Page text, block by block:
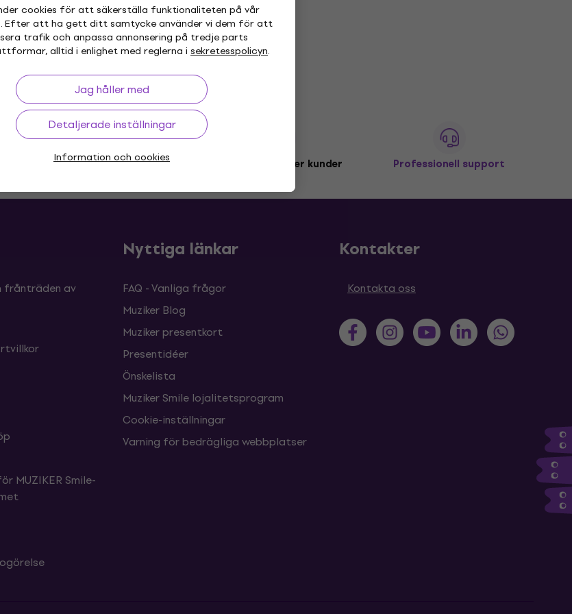
cookies för att säkerställa funktionaliteten på vår
Efter att ha gett ditt samtycke använder vi dem för att
trafik och anpassa annonsering på tredje parts
alltid i enlighet med reglerna i sekretesspolicyn.
Jag håller med
Detaljerade inställningar
Information och cookies
för headset
förbeställningar
Prisgaranti Mer än 3 miljoner kunder Professionell support
frånträden av
MUZIKER Smile-
Nyttiga länkar
FAQ - Vanliga frågor
Muziker Blog
Muziker presentkort
Presentidéer
Önskelista
Muziker Smile lojalitetsprogram
Cookie-inställningar
Varning för bedrägliga webbplatser
Kontakter
Kontakta oss